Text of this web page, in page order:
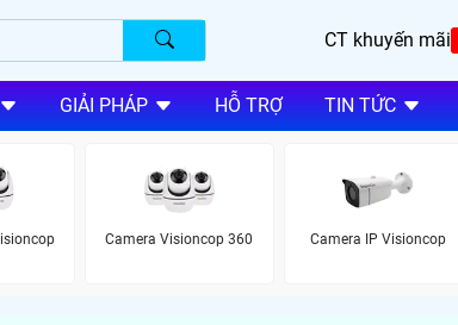
CT khuyến mãi
GIẢI PHÁP HỖ TRỢ TIN TỨC
Camera Visioncop 360 Camera IP Visioncop